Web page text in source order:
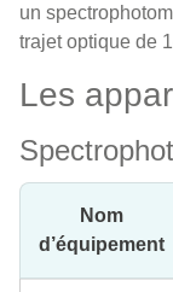
un
trajet optique de
Les
Nom
d’équipement